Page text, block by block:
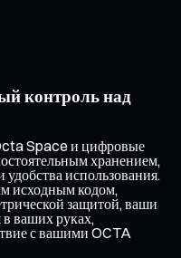
контроль над
Space и цифровые
хранением,
использования.
исходным кодом,
защитой, ваши
ваших руках,
с вашими OCTA